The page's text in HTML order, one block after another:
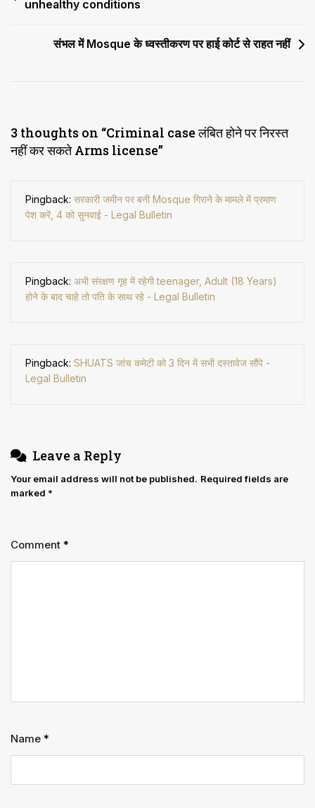
navigation
unhealthy conditions
संभल में Mosque के ध्वस्तीकरण पर हाई कोर्ट से राहत नहीं
3 thoughts on “Criminal case लंबित होने पर निरस्त
नहीं कर सकते Arms license”
Pingback: सरकारी जमीन पर बनी Mosque गिराने के मामले में प्रमाण
पेश करें, 4 को सुनवाई - Legal Bulletin
Pingback: अभी संरक्षण गृह में रहेगी teenager, Adult (18 Years)
होने के बाद चाहे तो पति के साथ रहे - Legal Bulletin
Pingback: SHUATS जांच कमेटी को 3 दिन में सभी दस्तावेज सौंपे -
Legal Bulletin
Leave a Reply
Your email address will not be published. Required fields are
marked *
Comment *
Name *